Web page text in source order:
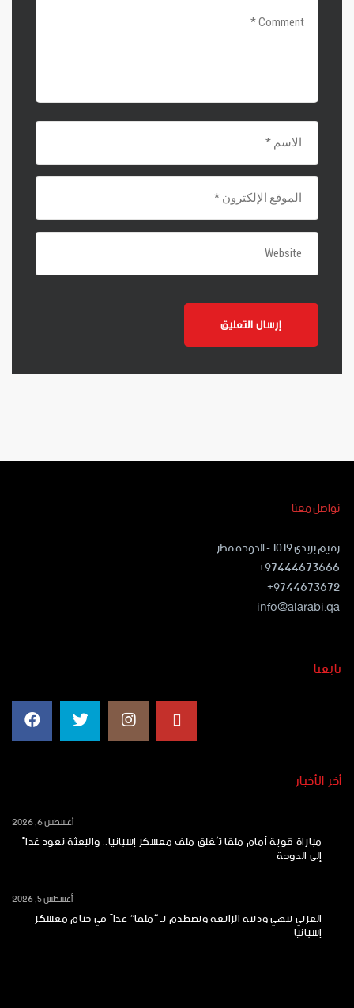
تواصل معنا
رقيم بريدي ١٠١٩ - الدوحة قطر
97444673666+
9744673672+
info@alarabi.qa
تابعنا
أخر الأخبار
مباراة قوية أمام ملقا تُغلق ملف معسكر إسبانيا.. والبعثة تعود غداً
إلى الدوحة
أغسطس 6, 2026
العربي ينهي وديته الرابعة ويصطدم بـ “ملقا” غداً في ختام معسكر
إسبانيا
أغسطس 5, 2026